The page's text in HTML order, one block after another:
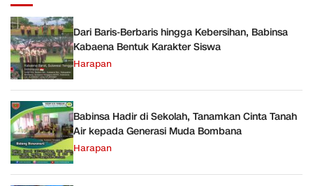
Dari Baris-Berbaris hingga Kebersihan, Babinsa
Kabaena Bentuk Karakter Siswa
Harapan
Babinsa Hadir di Sekolah, Tanamkan Cinta Tanah
Air kepada Generasi Muda Bombana
Harapan